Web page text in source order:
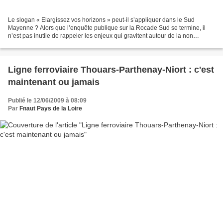
Le slogan « Elargissez vos horizons » peut-il s’appliquer dans le Sud
Mayenne ? Alors que l’enquête publique sur la Rocade Sud se termine, il
n’est pas inutile de rappeler les enjeux qui gravitent autour de la non
Ligne ferroviaire Thouars-Parthenay-Niort : c'est
maintenant ou jamais
Publié le 12/06/2009 à 08:09
Par Fnaut Pays de la Loire